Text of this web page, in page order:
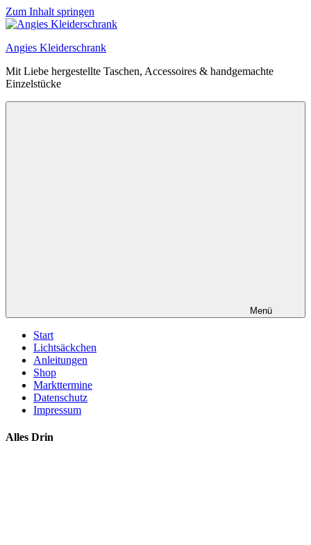
Zum Inhalt springen
Angies Kleiderschrank
Mit Liebe hergestellte Taschen, Accessoires & handgemachte
Einzelstücke
Menü
Start
Lichtsäckchen
Anleitungen
Shop
Markttermine
Datenschutz
Impressum
Alles Drin